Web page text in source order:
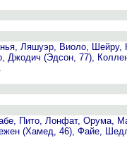
Ляшуэр, Виоло, Шейру,
Джодич (Эдсон, 77),
Пито, Лонфат, Орума,
(Хамед, 46), Файе,